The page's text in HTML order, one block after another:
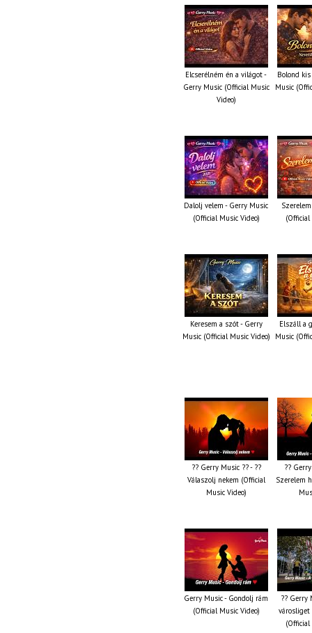
Elcserélném én a világot -
Gerry Music (Official Music
Video)
Bolond
Music
Dalolj velem - Gerry Music
(Official Music Video)
(Official
Keresem a szót - Gerry
Music (Official Music Video)
Elszáll a
Music
?? Gerry Music ?? - ??
Válaszolj nekem (Official
Music Video)
??
Szerelem
Gerry Music - Gondolj rám
(Official Music Video)
?? Gerry
városliget
(Official